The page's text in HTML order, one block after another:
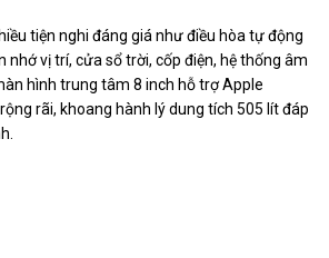
tiện nghi đáng giá như điều hòa tự động
nhớ vị trí, cửa sổ trời, cốp điện, hệ thống âm
hình trung tâm 8 inch hỗ trợ Apple
rãi, khoang hành lý dung tích 505 lít đáp